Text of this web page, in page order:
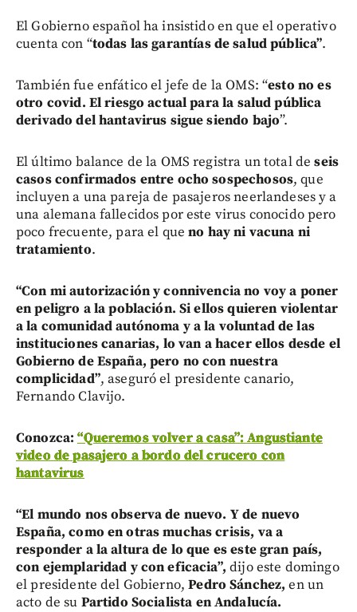
El Gobierno español ha insistido en que el operativo
cuenta con “todas las garantías de salud pública”.
También fue enfático el jefe de la OMS: “esto no es
otro covid. El riesgo actual para la salud pública
derivado del hantavirus sigue siendo bajo”.
El último balance de la OMS registra un total deseis
casos confirmados entre ocho sospechosos, que
incluyen a una pareja de pasajeros neerlandeses y a
una alemana fallecidos por este virus conocido pero
poco frecuente, para el queno hay ni vacuna ni
tratamiento.
“Con mi autorización y connivencia no voy a poner
en peligro a la población. Si ellos quieren violentar
a la comunidad autónoma y a la voluntad de las
instituciones canarias, lo van a hacer ellos desde el
Gobierno de España, pero no con nuestra
complicidad”, aseguró el presidente canario,
Fernando Clavijo.
Conozca:“Queremos volver a casa”: Angustiante
video de pasajero a bordo del crucero con
hantavirus
“El mundo nos observa de nuevo. Y de nuevo
España, como en otras muchas crisis, va a
responder a la altura de lo que es este gran país,
con ejemplaridad y con eficacia”, dijo este domingo
el presidente del Gobierno,Pedro Sánchez, en un
acto de su Partido Socialista en Andalucía.